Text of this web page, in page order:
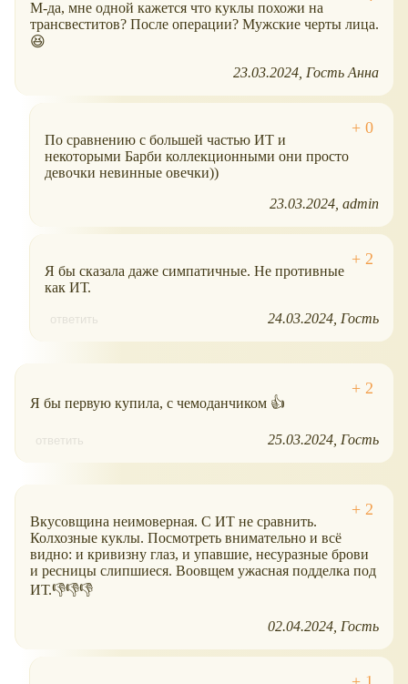
М-да, мне одной кажется что куклы похожи на
трансвеститов? После операции? Мужские черты лица.
😆
23.03.2024 Гость Анна
По сравнению с большей частью ИТ и
некоторыми Барби коллекционными они просто
девочки невинные овечки))
23.03.2024 admin
Я бы сказала даже симпатичные. Не противные
как ИТ.
ответить 24.03.2024 Гость
Я бы первую купила, с чемоданчиком 👍
ответить 25.03.2024 Гость
Вкусовщина неимоверная. С ИТ не сравнить.
Колхозные куклы. Посмотреть внимательно и всё
видно: и кривизну глаз, и упавшие, несуразные брови
и ресницы слипшиеся. Воовщем ужасная подделка под
ИТ.👎👎👎
02.04.2024 Гость